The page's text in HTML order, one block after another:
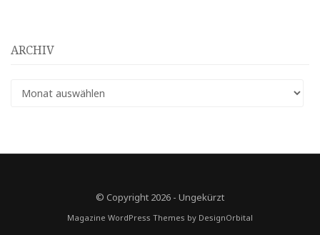
ARCHIV
© Copyright 2026 - Ungekürzt
Magazine WordPress Themes by DesignOrbital